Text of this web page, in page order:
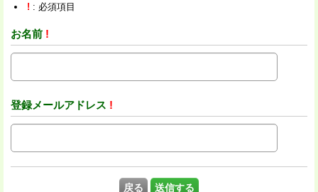
! : 必須項目
お名前 !
登録メールアドレス !